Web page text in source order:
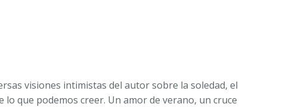
visiones intimistas del autor sobre la soledad, el
que podemos creer. Un amor de verano, un cruce